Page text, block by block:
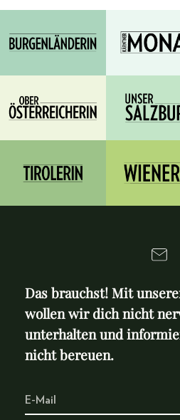
Das brauchst! Mit
wollen wir dich nicht
unterhalten und
nicht bereuen.